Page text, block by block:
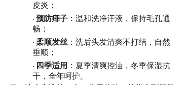
皮炎；
· 预防痱子：温和洗净汗液，保持毛孔通
畅；
· 柔顺发丝：洗后头发清爽不打结，自然
垂顺；
· 四季适用 ：夏季清爽控油，冬季保湿抗
干，全年呵护。